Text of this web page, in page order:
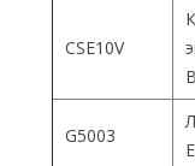
CSE10V
G5003